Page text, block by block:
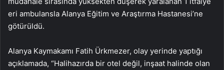
eri ambulansla Alanya Eğitim ve Araştırma Hastanesi’ne
götürüldü.
Alanya Kaymakamı Fatih Ürkmezer, olay yerinde yaptığı
açıklamada, “Halihazırda bir otel değil, inşaat halinde olan